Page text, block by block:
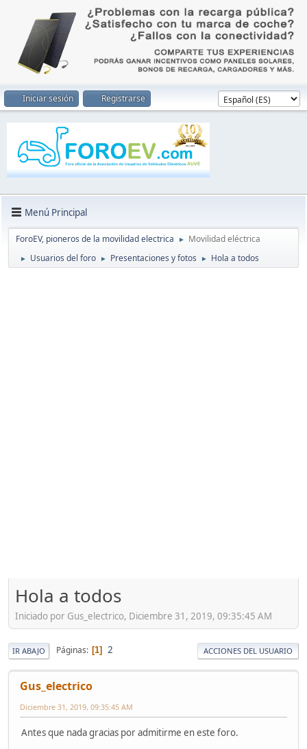
Iniciar sesión Registrarse
Menú Principal
ForoEV, pioneros de la movilidad electrica ► Movilidad eléctrica
► Usuarios del foro ► Presentaciones y fotos ► Hola a todos
Hola a todos
Iniciado por Gus_electrico, Diciembre 31, 2019, 09:35:45 AM
IR ABAJO Páginas 1 2 ACCIONES DEL USUARIO
Gus_electrico
Diciembre 31, 2019, 09:35:45 AM
Antes que nada gracias por admitirme en este foro.